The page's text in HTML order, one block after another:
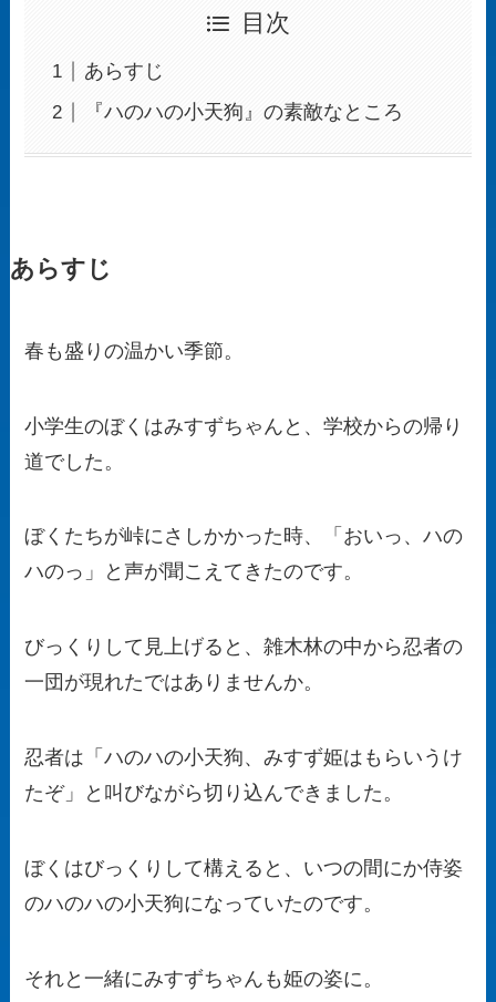
目次
あらすじ
『ハのハの小天狗』の素敵なところ
あらすじ
春も盛りの温かい季節。
小学生のぼくはみすずちゃんと、学校からの帰り
道でした。
ぼくたちが峠にさしかかった時、「おいっ、ハの
ハのっ」と声が聞こえてきたのです。
びっくりして見上げると、雑木林の中から忍者の
一団が現れたではありませんか。
忍者は「ハのハの小天狗、みすず姫はもらいうけ
たぞ」と叫びながら切り込んできました。
ぼくはびっくりして構えると、いつの間にか侍姿
のハのハの小天狗になっていたのです。
それと一緒にみすずちゃんも姫の姿に。